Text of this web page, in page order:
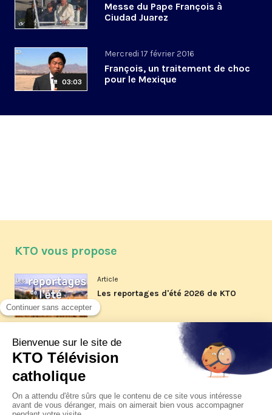
Messe du Pape François à
Ciudad Juarez
03:03
Mercredi 17 février 2016
François, un traitement de choc
pour le Mexique
KTO vous propose
Article
Les reportages d'été 2026 de KTO
La visite pastorale du pape Léon
XIV à Assise à suivre sur KTO le
jeudi 6 août
Article
Le pape en Uruguay, Argentine et